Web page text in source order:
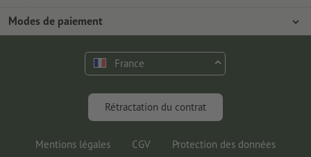
Protection de l'environnement
Expédition
Programme Premium
Tutoriels Photoshop
Outils & Fonts gratuits
Marketing & Insights
Modes de paiement
France
Rétractation du contrat
Mentions légales CGV Protection des données